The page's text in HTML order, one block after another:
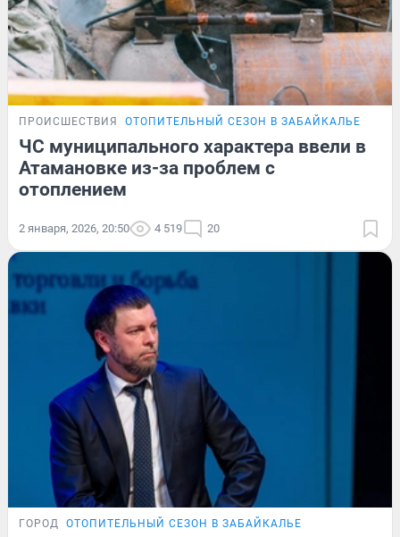
ПРОИСШЕСТВИЯ ОТОПИТЕЛЬНЫЙ СЕЗОН В ЗАБАЙКАЛЬЕ
ЧС муниципального характера ввели в
Атамановке из-за проблем с
отоплением
2 января, 2026, 20:50 4 519 20
ГОРОД ОТОПИТЕЛЬНЫЙ СЕЗОН В ЗАБАЙКАЛЬЕ